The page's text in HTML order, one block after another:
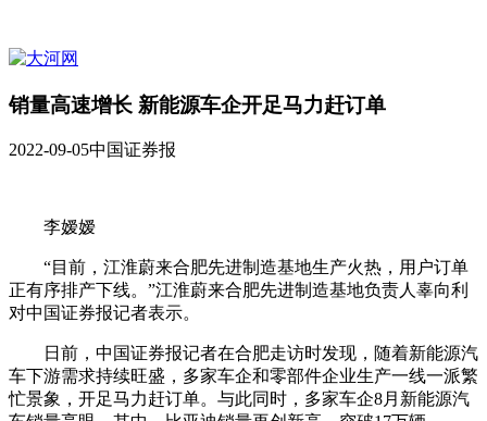
销量高速增长 新能源车企开足马力赶订单
2022-09-05中国证券报
李嫒嫒
“目前，江淮蔚来合肥先进制造基地生产火热，用户订单
正有序排产下线。”江淮蔚来合肥先进制造基地负责人辜向利
对中国证券报记者表示。
日前，中国证券报记者在合肥走访时发现，随着新能源汽
车下游需求持续旺盛，多家车企和零部件企业生产一线一派繁
忙景象，开足马力赶订单。与此同时，多家车企8月新能源汽